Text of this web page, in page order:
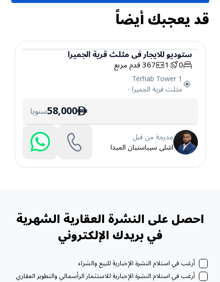
قد يعجبك أيضاً
ستوديو
ستوديوللايجارفيمثلث قرية الجميرا
0
1
367قدم مربع
Terhab Tower 1
مثلث قرية الجميرا-
ê
58,000سنويا
مدرجة من قبل
اشلى سيباستيان الميدا
احصل على النشرة العقارية الشهرية
في بريدك الإلكتروني
أرغب في استلام النشرة الإخبارية للبيع والشراء
أرغب في استلام النشرة الإخبارية للاستثمار الرأسمالي والتطوير العقاري